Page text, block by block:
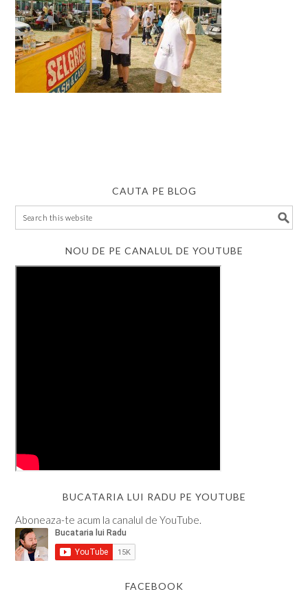
CAUTA PE BLOG
NOU DE PE CANALUL DE YOUTUBE
BUCATARIA LUI RADU PE YOUTUBE
Aboneaza-te acum la canalul de YouTube.
FACEBOOK